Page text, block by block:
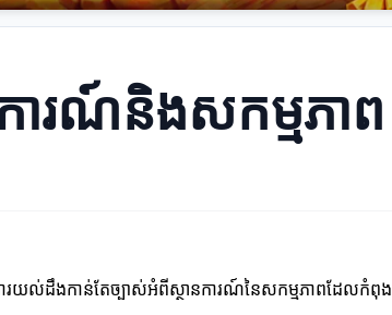
ការណ៍និងសកម្មភាព
រយល់ដឹងកាន់តែច្បាស់អំពីស្ថានការណ៍នៃសកម្មភាពដែលកំពុ